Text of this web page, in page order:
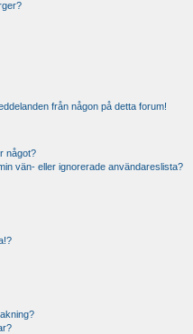
från någon på detta forum!
något?
vän- eller ignorerade användareslista?